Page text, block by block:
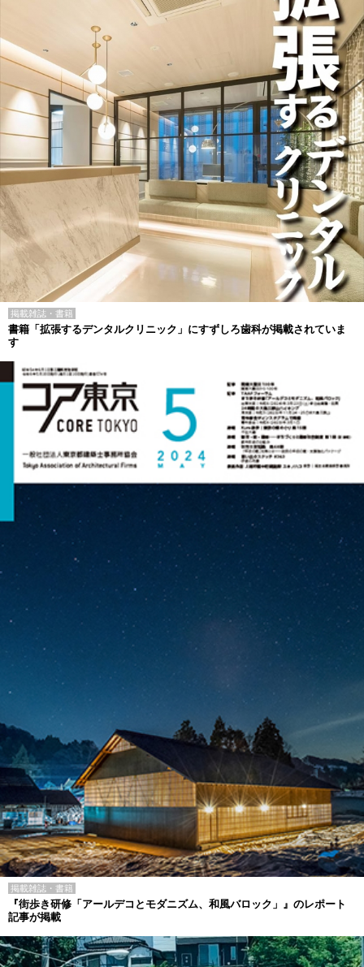
掲載雑誌・書籍
書籍「拡張するデンタルクリニック」にすずしろ歯科が掲載されていま
す
掲載雑誌・書籍
『街歩き研修「アールデコとモダニズム、和風バロック」』のレポート
記事が掲載